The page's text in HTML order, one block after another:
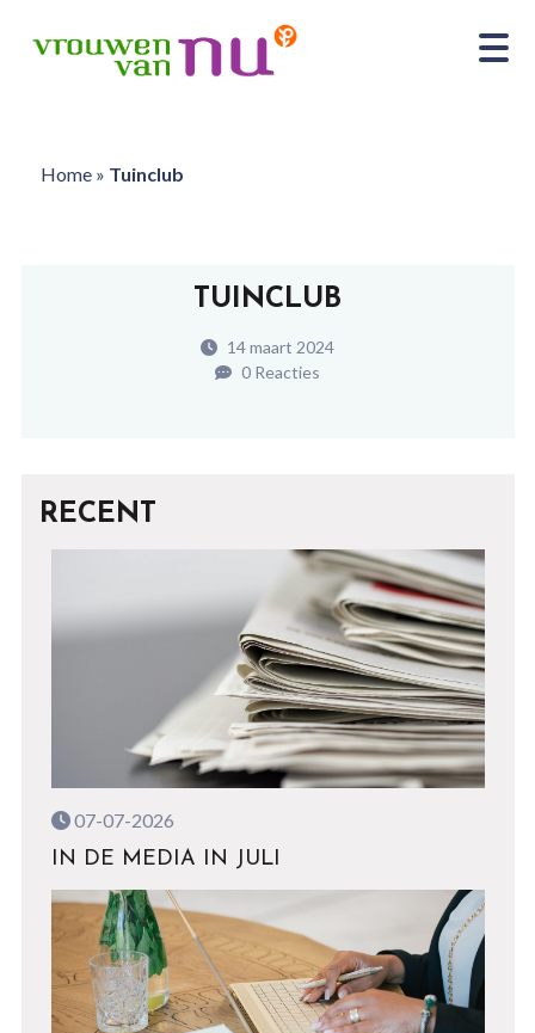
Home» Tuinclub
TUINCLUB
14 maart 2024
0 Reacties
RECENT
07-07-2026
IN DE MEDIA IN JULI